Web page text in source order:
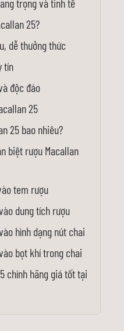
trọng và tinh tế
25?
dễ thưởng thức
tín
độc đáo
25
25 bao nhiêu?
biệt rượu Macallan
tem rượu
dung tích rượu
hình dạng nút chai
bọt khí trong chai
chính hãng giá tốt tại